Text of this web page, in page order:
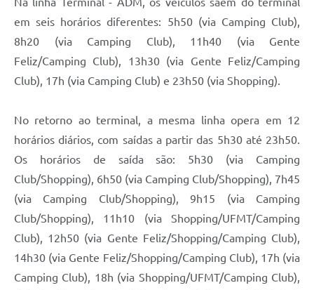
em seis horários diferentes: 5h50 (via Camping Club),
8h20 (via Camping Club), 11h40 (via Gente
Feliz/Camping Club), 13h30 (via Gente Feliz/Camping
Club), 17h (via Camping Club) e 23h50 (via Shopping).
No retorno ao terminal, a mesma linha opera em 12
horários diários, com saídas a partir das 5h30 até 23h50.
Os horários de saída são: 5h30 (via Camping
Club/Shopping), 6h50 (via Camping Club/Shopping), 7h45
(via Camping Club/Shopping), 9h15 (via Camping
Club/Shopping), 11h10 (via Shopping/UFMT/Camping
Club), 12h50 (via Gente Feliz/Shopping/Camping Club),
14h30 (via Gente Feliz/Shopping/Camping Club), 17h (via
Camping Club), 18h (via Shopping/UFMT/Camping Club),